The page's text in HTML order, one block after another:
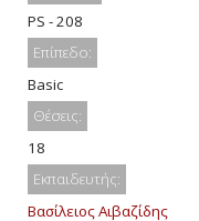
PS - 208
Επίπεδο:
Basic
Θέσεις:
18
Εκπαιδευτής:
Βασίλειος Αιβαζίδης